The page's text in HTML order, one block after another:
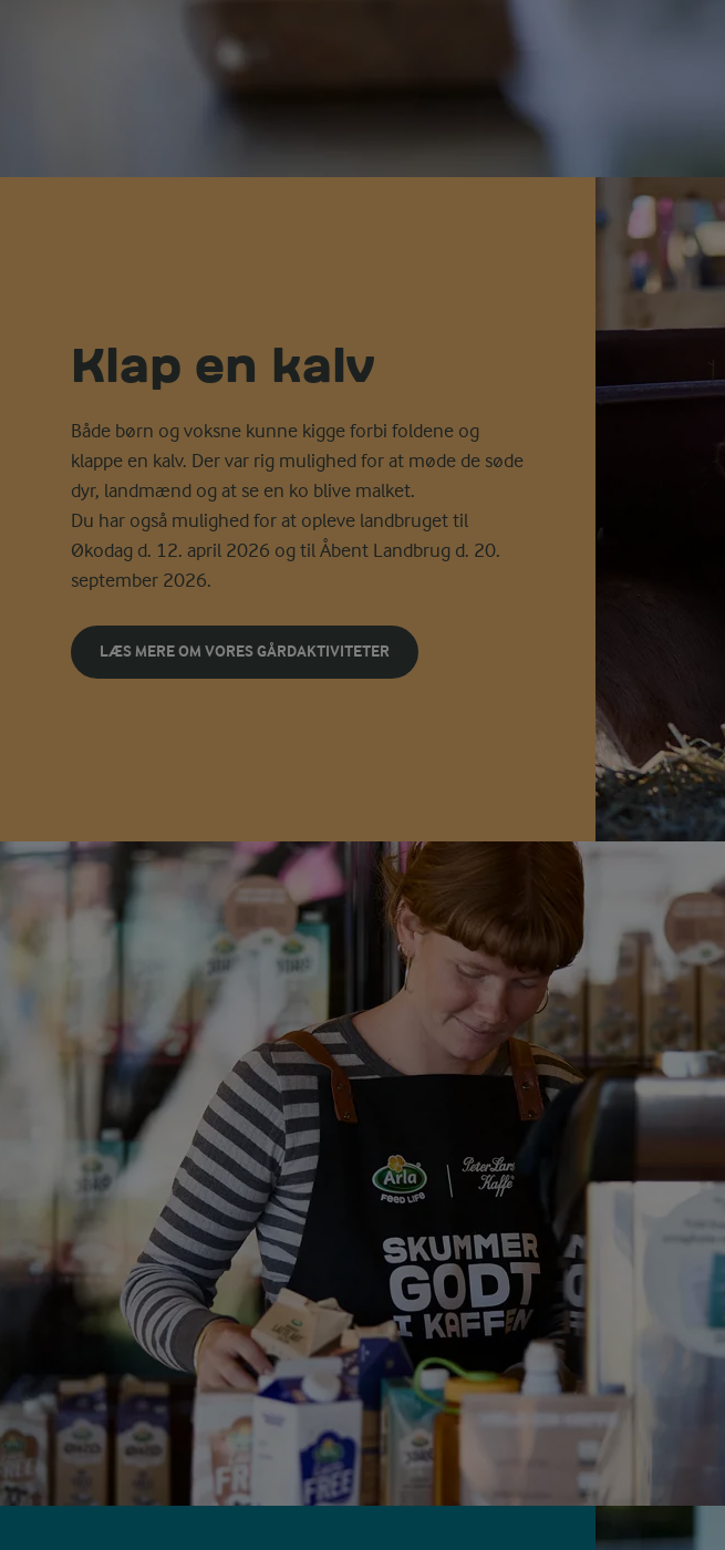
Klap en kalv
Både børn og voksne kunne kigge forbi foldene og
klappe en kalv. Der var rig mulighed for at møde de søde
dyr, landmænd og at se en ko blive malket.
Du har også mulighed for at opleve landbruget til
Økodag d. 12. april 2026 og til Åbent Landbrug d. 20.
september 2026.
LÆS MERE OM VORES GÅRDAKTIVITETER